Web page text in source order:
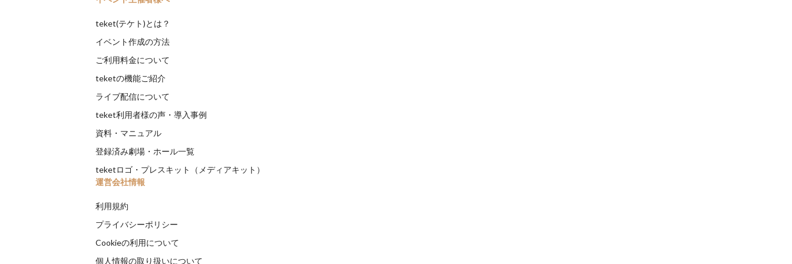
teket(テケト)とは？
イベント作成の方法
ご利用料金について
teketの機能ご紹介
ライブ配信について
teket利用者様の声・導入事例
資料・マニュアル
登録済み劇場・ホール一覧
teketロゴ・プレスキット（メディアキット）
運営会社情報
利用規約
プライバシーポリシー
Cookieの利用について
個人情報の取り扱いについて